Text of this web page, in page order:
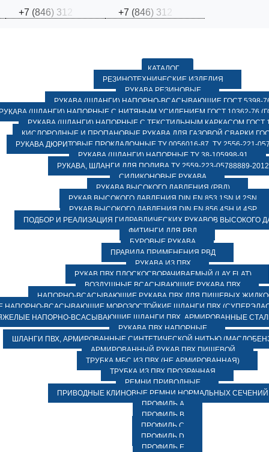
+7 (846) 31 +7 (846) 31
КАТАЛОГ
РЕЗИНОТЕХНИЧЕСКИЕ ИЗДЕЛИЯ
РУКАВА РЕЗИНОВЫЕ
РУКАВА (ШЛАНГИ) НАПОРНО-ВСАСЫВАЮЩИЕ ГОСТ 5398-
(ШЛАНГИ) НАПОРНЫЕ С НИТЯНЫМ УСИЛЕНИЕМ ГОСТ 10362-76
РУКАВА (ШЛАНГИ) НАПОРНЫЕ С ТЕКСТИЛЬНЫМ КАРКАСОМ ГОСТ
КИСЛОРОДНЫЕ И ПРОПАНОВЫЕ РУКАВА ДЛЯ ГАЗОВОЙ СВАРКИ
РУКАВА ДЮРИТОВЫЕ ПРОКЛАДОЧНЫЕ ТУ 0056016-87, ТУ 2556-221-
РУКАВА (ШЛАНГИ) НАПОРНЫЕ ТУ 38-105998-91
РУКАВА, ШЛАНГИ ДЛЯ ПОЛИВА ТУ 2559-223-05788889-2012
СИЛИКОНОВЫЕ РУКАВА
РУКАВА ВЫСОКОГО ДАВЛЕНИЯ (РВД)
РУКАВ ВЫСОКОГО ДАВЛЕНИЯ DIN EN 853 1SN И 2SN
РУКАВ ВЫСОКОГО ДАВЛЕНИЯ DIN EN 856 4SH И 4SP
ПОДБОР И РЕАЛИЗАЦИЯ ГИДРАВЛИЧЕСКИХ РУКАВОВ ВЫСОКОГО
ФИТИНГИ ДЛЯ РВД
БУРОВЫЕ РУКАВА
ПРАВИЛА ПРИМЕНЕНИЯ РВД
РУКАВА ИЗ ПВХ
РУКАВ ПВХ ПЛОСКОСВОРАЧИВАЕМЫЙ (LAY FLAT)
ВОЗДУШНЫЕ ВСАСЫВАЮЩИЕ РУКАВА ПВХ
НАПОРНО-ВСАСЫВАЮЩИЕ РУКАВА ПВХ ДЛЯ ПИЩЕВЫХ
НАПОРНО-ВСАСЫВАЮЩИЕ МОРОЗОСТОЙКИЕ ШЛАНГИ ПВХ
НАПОРНО-ВСАСЫВАЮЩИЕ ШЛАНГИ ПВХ, АРМИРОВАННЫЕ
РУКАВА ПВХ НАПОРНЫЕ
ШЛАНГИ ПВХ, АРМИРОВАННЫЕ СИНТЕТИЧЕСКОЙ НИТЬЮ
АРМИРОВАННЫЙ РУКАВ ПВХ ПИЩЕВОЙ
ТРУБКА МБС ИЗ ПВХ (НЕ АРМИРОВАННАЯ)
ТРУБКА ИЗ ПВХ ПРОЗРАЧНАЯ
РЕМНИ ПРИВОДНЫЕ
ПРИВОДНЫЕ КЛИНОВЫЕ РЕМНИ НОРМАЛЬНЫХ СЕЧЕНИЙ
ПРОФИЛЬ A
ПРОФИЛЬ B
ПРОФИЛЬ C
ПРОФИЛЬ D
ПРОФИЛЬ E